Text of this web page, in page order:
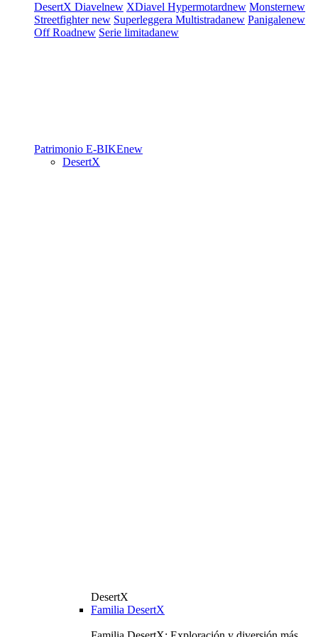
DesertX Diavelnew XDiavel Hypermotardnew Monsternew
Streetfighternew Superleggera Multistradanew Panigalenew
Off Roadnew Serie limitadanew
Patrimonio E-BIKEnew
DesertX
DesertX
Familia DesertX